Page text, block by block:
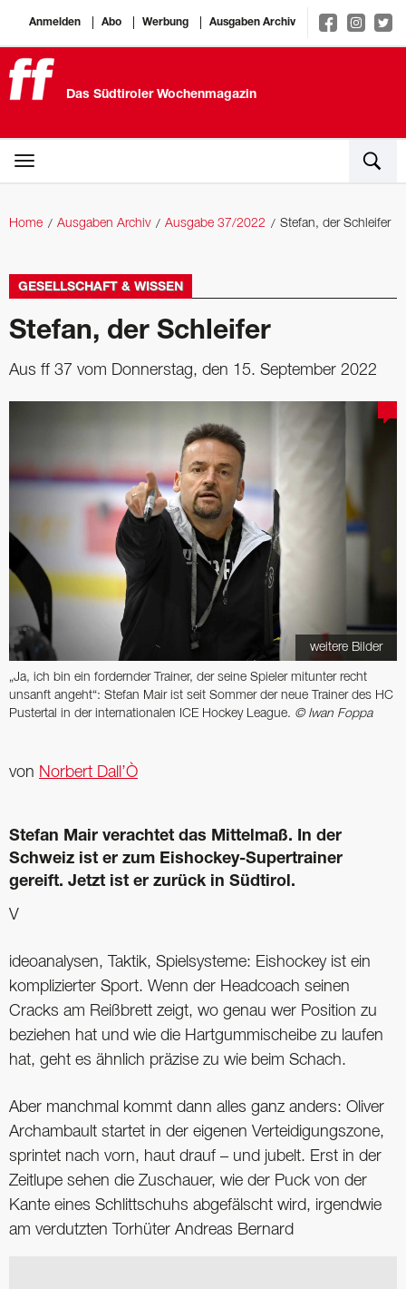
Anmelden Abo Werbung Ausgaben Archiv
Das Südtiroler Wochenmagazin
Home Ausgaben Archiv Ausgabe 37/2022 Stefan, der Schleifer
GESELLSCHAFT & WISSEN
Stefan, der Schleifer
Aus ff 37 vom Donnerstag, den 15. September 2022
weitere Bilder
„Ja, ich bin ein fordernder Trainer, der seine Spieler mitunter recht
unsanft angeht“: Stefan Mair ist seit Sommer der neue Trainer des HC
Pustertal in der internationalen ICE Hockey League. © Iwan Foppa
von Norbert Dall’Ò
Stefan Mair verachtet das Mittelmaß. In der
Schweiz ist er zum Eishockey-Supertrainer
gereift. Jetzt ist er zurück in Südtirol.
V
ideoanalysen, Taktik, Spielsysteme: Eishockey ist ein
komplizierter Sport. Wenn der Headcoach seinen
Cracks am Reißbrett zeigt, wo genau wer Position zu
beziehen hat und wie die Hartgummischeibe zu laufen
hat, geht es ähnlich präzise zu wie beim Schach.
Aber manchmal kommt dann alles ganz anders: Oliver
Archambault startet in der eigenen Verteidigungszone,
sprintet nach vorn, haut drauf – und jubelt. Erst in der
Zeitlupe sehen die Zuschauer, wie der Puck von der
Kante eines Schlittschuhs abgefälscht wird, irgendwie
am verdutzten Torhüter Andreas Bernard